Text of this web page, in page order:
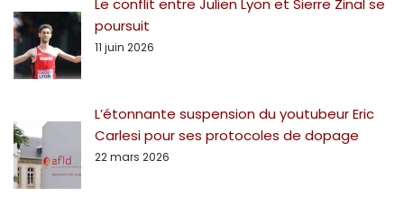
Le conflit entre Julien Lyon et Sierre Zinal se
poursuit
11 juin 2026
L’étonnante suspension du youtubeur Eric
Carlesi pour ses protocoles de dopage
22 mars 2026